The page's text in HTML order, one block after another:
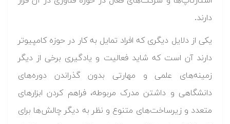
دارند.
یکی از دلایل دیگری که افراد تمایل به کار در حوزه کامپیوتر
دارند آن است که شاید فعالیت و یادگیری برخی از دیگر
زمینه‌های علمی و مهارتی بدون گذراندن دوره‌های
دانشگاهی و داشتن مدرک مربوطه، فراهم کردن ابزارهای
متعدد و زیرساخت‌های متنوع و نظر به دیگر چالش‌ها برای